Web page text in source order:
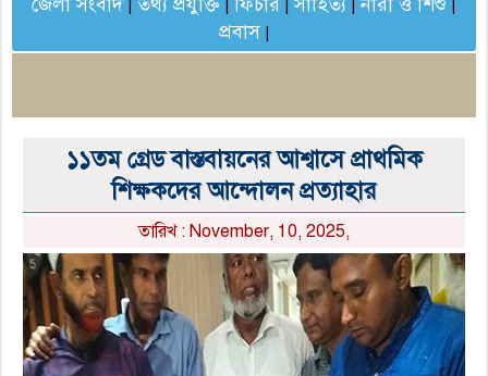
| | | | |
প্রবাস|
১১তম গ্রেড বাস্তবায়নের আশ্বাসে প্রাথমিক
শিক্ষকদের আন্দোলন প্রত্যাহার
তারিখ : November, 10, 2025,